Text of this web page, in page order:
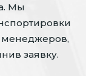
Мы
менеджеров,
заявку.